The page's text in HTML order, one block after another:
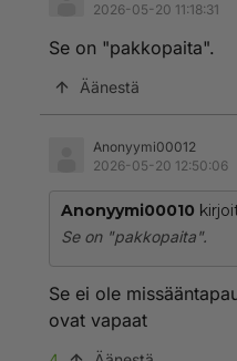
2026-05-20 11:18:31
Se on "pakkopaita".
Äänestä
Anonyymi00012
2026-05-20 12:50:06
Anonyymi00010
Se on "pakkopaita".
Se ei ole
ovat vapaat